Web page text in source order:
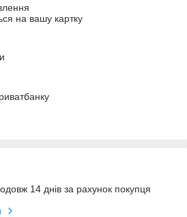
на вашу картку
14 днів за рахунок покупця